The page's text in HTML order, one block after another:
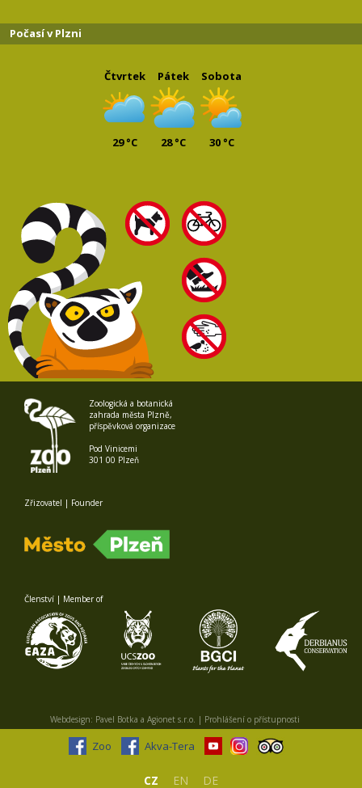
Počasí v Plzni
Čtvrtek
29 °C
Pátek
28 °C
Sobota
30 °C
Zoologická a botanická
zahrada města Plzně,
příspěvková organizace
Pod Vinicemi
301 00 Plzeň
Zřizovatel | Founder
Členství | Member of
Webdesign: Pavel Botka a Agionet s.r.o. | Prohlášení o přístupnosti
Zoo Akva-Tera
CZ EN DE